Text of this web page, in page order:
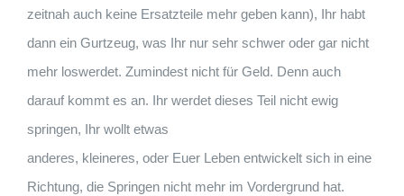
zeitnah auch keine Ersatzteile mehr geben kann), Ihr habt
dann ein Gurtzeug, was Ihr nur sehr schwer oder gar nicht
mehr loswerdet. Zumindest nicht für Geld. Denn auch
darauf kommt es an. Ihr werdet dieses Teil nicht ewig
springen, Ihr wollt etwas
anderes, kleineres, oder Euer Leben entwickelt sich in eine
Richtung, die Springen nicht mehr im Vordergrund hat.